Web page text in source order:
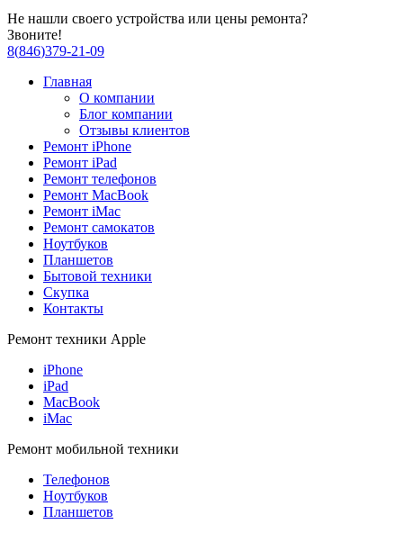
Не нашли своего устройства или цены ремонта?
Звоните!
8(846)379-21-09
Главная
О компании
Блог компании
Отзывы клиентов
Ремонт iPhone
Ремонт iPad
Ремонт телефонов
Ремонт MacBook
Ремонт iMac
Ремонт самокатов
Ноутбуков
Планшетов
Бытовой техники
Скупка
Контакты
Ремонт техники Apple
iPhone
iPad
MacBook
iMac
Ремонт мобильной техники
Телефонов
Ноутбуков
Планшетов